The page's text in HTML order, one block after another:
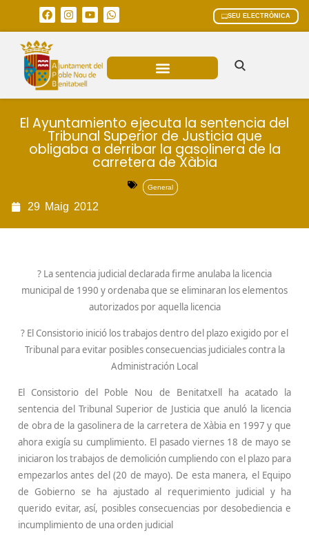
SEU ELECTRÒNICA
El Ayuntamiento ejecuta la sentencia del
Tribunal Superior de Justicia que
obligaba a derribar la gasolinera de la
carretera de Xàbia
General
29 Maig 2012
? La sentencia judicial declarada firme anulaba la licencia
municipal de 1990 y ordenaba que se eliminaran los elementos
autorizados por aquella licencia
? El Consistorio inició los trabajos dentro del plazo exigido por el
Tribunal para evitar posibles consecuencias judiciales contra la
Administración Local
El Consistorio del Poble Nou de Benitatxell ha acatado la
sentencia del Tribunal Superior de Justicia que anuló la licencia
de obra de la gasolinera de la carretera de Xàbia en 1997 y que
ahora exigía su cumplimiento. El pasado viernes 18 de mayo se
iniciaron los trabajos de demolición cumpliendo con el plazo para
empezarlos antes del (20 de mayo). De esta manera, el Equipo
de Gobierno se ha ajustado al requerimiento judicial y ha
querido evitar, así, posibles consecuencias por desobediencia e
incumplimiento de una orden judicial